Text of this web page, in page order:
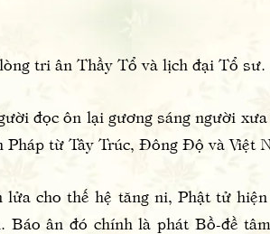
òng tri ân Thầy Tổ và lịch đại Tổ sư.
đọc ôn lại gương sáng người xưa
Pháp từ Tây Trúc, Đông Độ và Việt
cho thế hệ tăng ni, Phật tử hiện
Báo ân đó chính là phát Bồ-đề